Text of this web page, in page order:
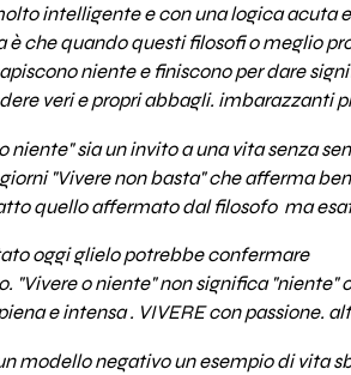
intelligente e con una logica acuta
che quando questi filosofi o meglio
niente e finiscono per dare
veri e propri abbagli. imbarazzanti
sia un invito a una vita senza
"Vivere non basta" che afferma
quello affermato dal filosofo ma
oggi glielo potrebbe confermare
"Vivere o niente" non significa "niente"
e intensa . VIVERE con passione.
modello negativo un esempio di vita